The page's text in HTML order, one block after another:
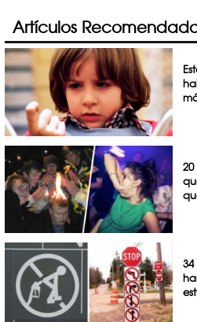
Artículos